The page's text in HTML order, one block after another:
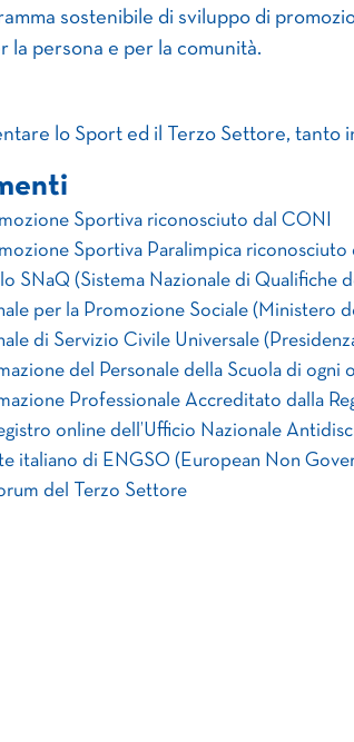
sostenibile di sviluppo di
la persona e per la comunità.
lo Sport ed il Terzo Settore, tanto
Sportiva riconosciuto dal CONI
Sportiva Paralimpica riconosciuto
SNaQ (Sistema Nazionale di Qualifiche
per la Promozione Sociale (Ministero
di Servizio Civile Universale
del Personale della Scuola di ogni
Professionale Accreditato dalla
online dell’Ufficio Nazionale
italiano di ENGSO (European Non
del Terzo Settore